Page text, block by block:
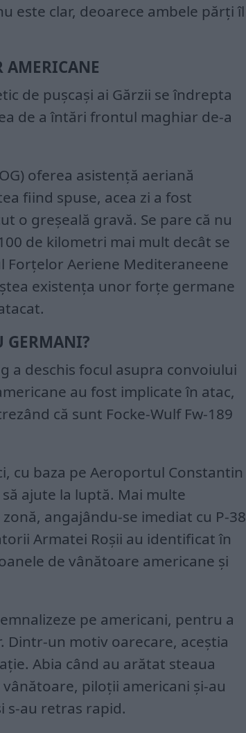
este clar, deoarece ambele părți îl
AMERICANE
de pușcași ai Gărzii se îndrepta
de a întări frontul maghiar de-a
oferea asistență aeriană
fiind spuse, acea zi a fost
o greșeală gravă. Se pare că nu
de kilometri mai mult decât se
Forțelor Aeriene Mediteraneene
existența unor forțe germane
GERMANI?
a deschis focul asupra convoiului
au fost implicate în atac,
că sunt Focke-Wulf Fw-189
cu baza pe Aeroportul Constantin
ajute la luptă. Mai multe
angajându-se imediat cu P-38
Armatei Roșii au identificat în
de vânătoare americane și
pe americani, pentru a
un motiv oarecare, aceștia
Abia când au arătat steaua
piloții americani și-au
s-au retras rapid.